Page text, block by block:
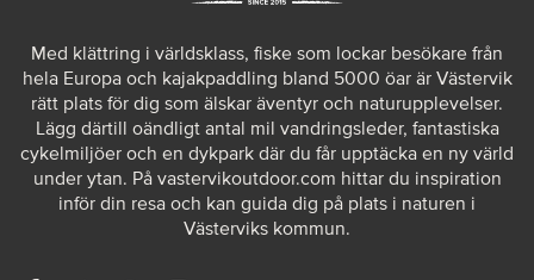
Med klättring i världsklass, fiske som lockar besökare från
hela Europa och kajakpaddling bland 5000 öar är Västervik
rätt plats för dig som älskar äventyr och naturupplevelser.
Lägg därtill oändligt antal mil vandringsleder, fantastiska
cykelmiljöer och en dykpark där du får upptäcka en ny värld
under ytan. På vastervikoutdoor.com hittar du inspiration
inför din resa och kan guida dig på plats i naturen i
Västerviks kommun.